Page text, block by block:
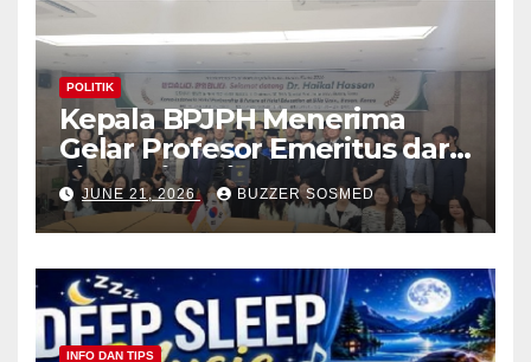
POLITIK
Kepala BPJPH Menerima
Gelar Profesor Emeritus dari
Silla University, Busan Korsel
JUNE 21, 2026 BUZZER SOSMED
INFO DAN TIPS